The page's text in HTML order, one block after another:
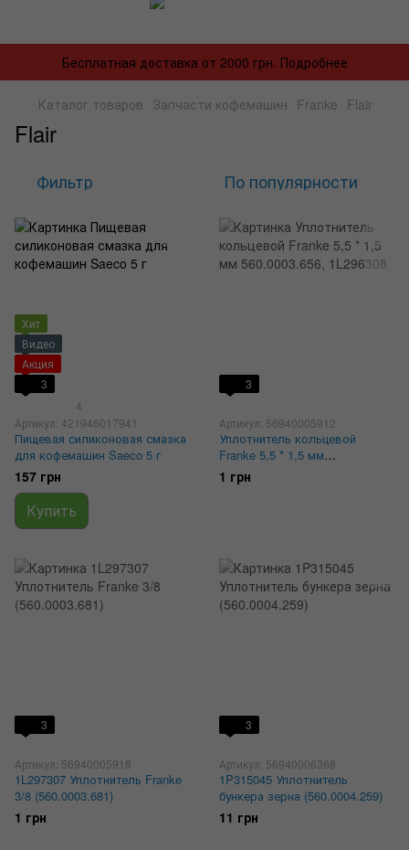
Бесплатная доставка от 2000 грн. Подробнее
Каталог товаров Запчасти кофемашин Franke Flair
Flair
Фильтр По популярности
Хит
Видео
Акция
3
4
Артикул: 421946017941
Пищевая силиконовая смазка
для кофемашин Saeco 5 г
157 грн
Купить
3
Артикул: 56940005912
Уплотнитель кольцевой
Franke 5,5 * 1,5 мм
560.0003.656, 1L296308
1 грн
3
Артикул: 56940005918
1L297307 Уплотнитель Franke
3/8 (560.0003.681)
1 грн
3
Артикул: 56940006368
1P315045 Уплотнитель
бункера зерна (560.0004.259)
11 грн